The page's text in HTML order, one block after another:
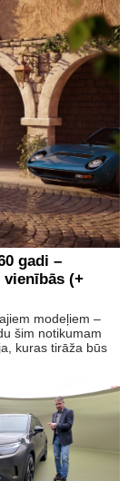
gadi –
vienībās (+
modeļiem –
šim notikumam
kuras tirāža būs